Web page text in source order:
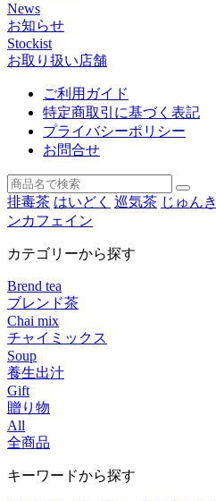
News
お知らせ
Stockist
お取り扱い店舗
ご利用ガイド
特定商取引に基づく表記
プライバシーポリシー
お問合せ
排毒茶 はいどく 巡気茶 じゅんき
ンカフェイン
カテゴリーから探す
Brend tea
ブレンド茶
Chai mix
チャイミックス
Soup
養生出汁
Gift
贈り物
All
全商品
キーワードから探す